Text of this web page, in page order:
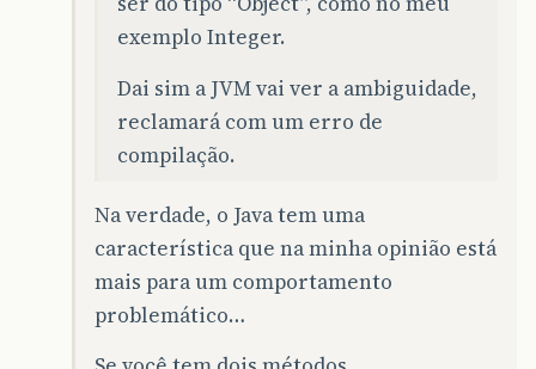
exemplo Integer.
Dai sim a JVM vai ver a ambiguidade,
reclamará com um erro de
compilação.
Na verdade, o Java tem uma
característica que na minha opinião está
mais para um comportamento
problemático…